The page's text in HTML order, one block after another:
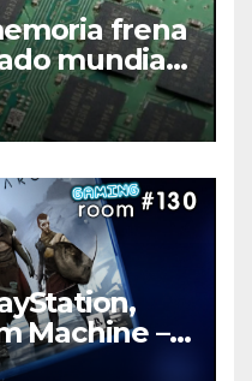
frena
mundial
Machine –